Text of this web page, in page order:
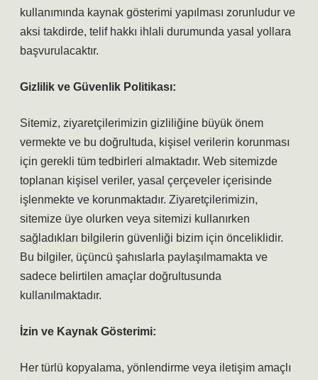
kullanımında kaynak gösterimi yapılması zorunludur ve
aksi takdirde, telif hakkı ihlali durumunda yasal yollara
başvurulacaktır.
Gizlilik ve Güvenlik Politikası:
Sitemiz, ziyaretçilerimizin gizliliğine büyük önem
vermekte ve bu doğrultuda, kişisel verilerin korunması
için gerekli tüm tedbirleri almaktadır. Web sitemizde
toplanan kişisel veriler, yasal çerçeveler içerisinde
işlenmekte ve korunmaktadır. Ziyaretçilerimizin,
sitemize üye olurken veya sitemizi kullanırken
sağladıkları bilgilerin güvenliği bizim için önceliklidir.
Bu bilgiler, üçüncü şahıslarla paylaşılmamakta ve
sadece belirtilen amaçlar doğrultusunda
kullanılmaktadır.
İzin ve Kaynak Gösterimi:
Her türlü kopyalama, yönlendirme veya iletişim amaçlı